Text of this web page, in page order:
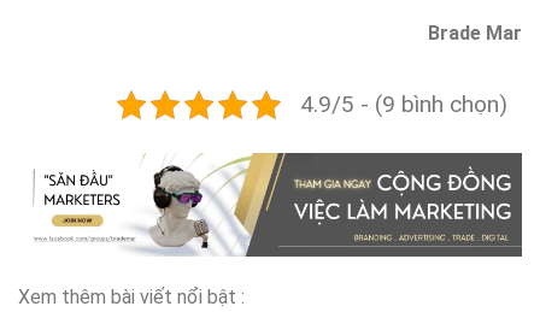
Brade Mar
4.9/5 - (9 bình chọn)
Xem thêm bài viết nổi bật :